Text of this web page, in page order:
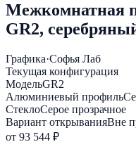
Межкомнатная
GR2,
Графика·Софья Лаб
Текущая конфигурация
МодельGR2
Алюминиевый профиль
СтеклоСерое прозрачное
Вариант открыванияВне
от 93 544 ₽